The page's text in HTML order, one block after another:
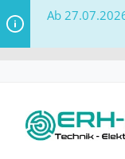
Ab